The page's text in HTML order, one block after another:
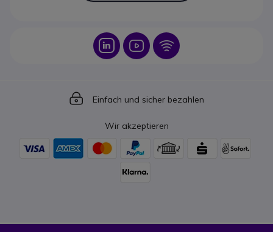
Icon Icon Icon
Icon
Einfach und sicher bezahlen
Wir akzeptieren